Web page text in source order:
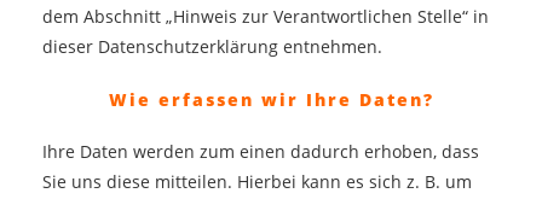
dem Abschnitt „Hinweis zur Verantwortlichen Stelle“ in
dieser Datenschutzerklärung entnehmen.
Wie erfassen wir Ihre Daten?
Ihre Daten werden zum einen dadurch erhoben, dass
Sie uns diese mitteilen. Hierbei kann es sich z. B. um